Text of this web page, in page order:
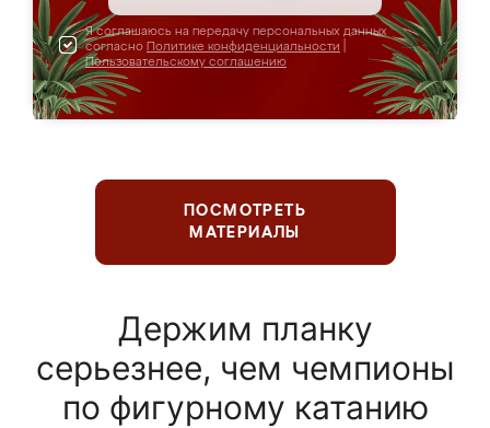
Я соглашаюсь на передачу персональных данных
согласно Политике конфиденциальности
Пользовательскому соглашению
ПОСМОТРЕТЬ
МАТЕРИАЛЫ
Держим планку
серьезнее, чем чемпионы
по фигурному катанию